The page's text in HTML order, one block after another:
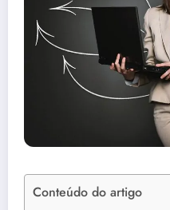
Conteúdo do artigo